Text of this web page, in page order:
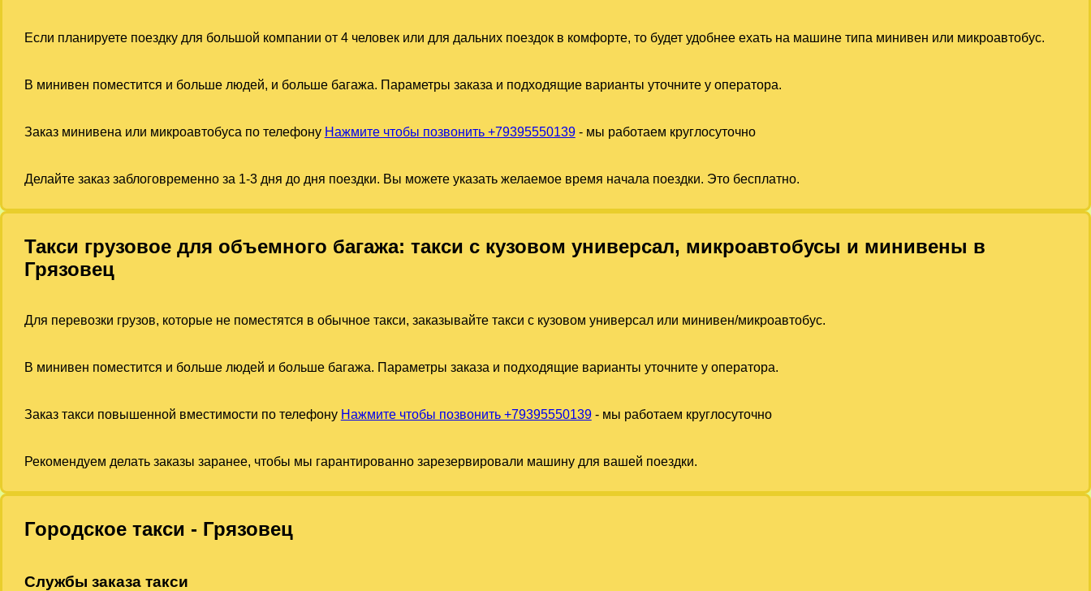
Если планируете поездку для большой компании от 4 человек или для дальних поездок в комфорте, то будет удобнее ехать на машине типа минивен или микроавтобус.
В минивен поместится и больше людей, и больше багажа. Параметры заказа и подходящие варианты уточните у оператора.
Заказ минивена или микроавтобуса по телефону Нажмите чтобы позвонить +79395550139- мы работаем круглосуточно
Делайте заказ заблоговременно за 1-3 дня до дня поездки. Вы можете указать желаемое время начала поездки. Это бесплатно.
Такси грузовое для объемного багажа: такси с кузовом универсал, микроавтобусы и минивены в
Грязовец
Для перевозки грузов, которые не поместятся в обычное такси, заказывайте такси с кузовом универсал или минивен/микроавтобус.
В минивен поместится и больше людей и больше багажа. Параметры заказа и подходящие варианты уточните у оператора.
Заказ такси повышенной вместимости по телефону Нажмите чтобы позвонить +79395550139- мы работаем круглосуточно
Рекомендуем делать заказы заранее, чтобы мы гарантированно зарезервировали машину для вашей поездки.
Городское такси - Грязовец
Службы заказа такси